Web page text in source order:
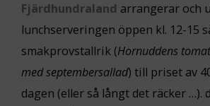
Fjärdhundraland arrangerar och
lunchserveringen öppen kl. 12-15
smakprovstallrik (Hornuddens
med septembersallad) till priset av
dagen (eller så långt det räcker …).